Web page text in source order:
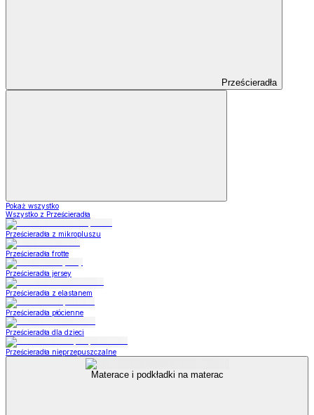
Prześcieradła
Pokaż wszystko
Wszystko z Prześcieradła
Prześcieradła z mikropluszu
Prześcieradła frotte
Prześcieradła jersey
Prześcieradła z elastanem
Prześcieradła płócienne
Prześcieradła dla dzieci
Prześcieradła nieprzepuszczalne
Materace i podkładki na materac